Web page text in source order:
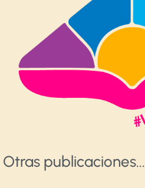
Otras publicaciones​...